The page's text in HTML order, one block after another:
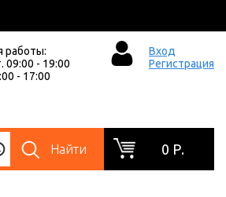
работы:
09:00 - 19:00
- 17:00
Вход
Регистрация
Найти 0 Р.